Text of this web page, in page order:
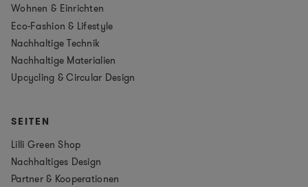
Wohnen & Einrichten
Eco-Fashion & Lifestyle
Nachhaltige Technik
Nachhaltige Materialien
Upcycling & Circular Design
SEITEN
Lilli Green Shop
Nachhaltiges Design
Partner & Kooperationen